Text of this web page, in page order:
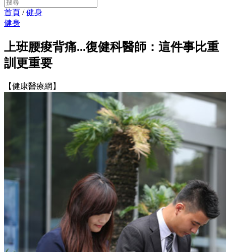
首頁 /健身
健身
上班腰痠背痛...復健科醫師：這件事比重
訓更重要
【健康醫療網】